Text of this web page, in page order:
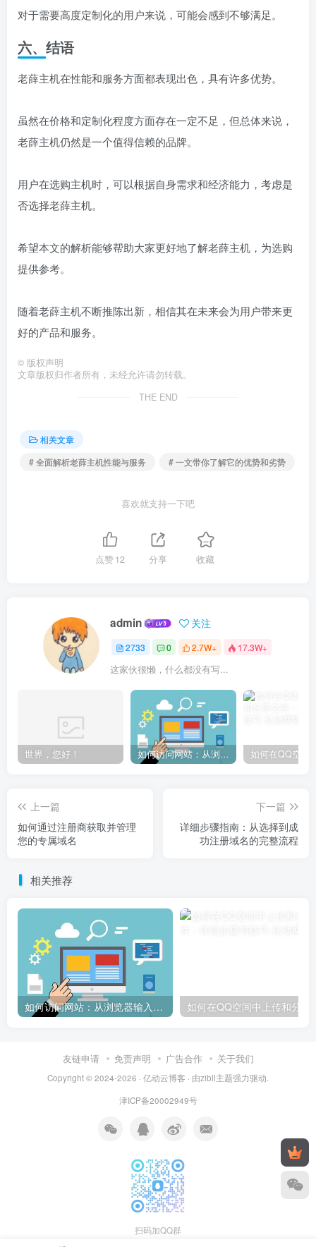
对于需要高度定制化的用户来说，可能会感到不够满足。
六、结语
老薛主机在性能和服务方面都表现出色，具有许多优势。
虽然在价格和定制化程度方面存在一定不足，但总体来说，
老薛主机仍然是一个值得信赖的品牌。
用户在选购主机时，可以根据自身需求和经济能力，考虑是
否选择老薛主机。
希望本文的解析能够帮助大家更好地了解老薛主机，为选购
提供参考。
随着老薛主机不断推陈出新，相信其在未来会为用户带来更
好的产品和服务。
© 版权声明
文章版权归作者所有，未经允许请勿转载。
THE END
相关文章
# 全面解析老薛主机性能与服务
# 一文带你了解它的优势和劣势
喜欢就支持一下吧
点赞12 分享 收藏
admin 关注
2733 0 2.7W+ 17.3W+
这家伙很懒，什么都没有写...
世界，您好！ 如何访问网站：从浏览器输入到页面加载的完整步骤详解
上一篇
如何通过注册商获取并管理
您的专属域名
下一篇
详细步骤指南：从选择到成
功注册域名的完整流程
相关推荐
如何访问网站：从浏览器输入到页面加载的完整步骤详解
友链申请 免责声明 广告合作 关于我们
Copyright © 2024-2026 · 亿动云博客 · 由zibll主题强力驱动.
津ICP备20002949号
扫码加QQ群